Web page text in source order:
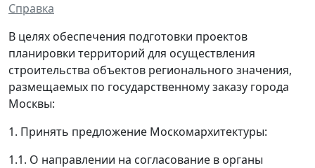
Справка
В целях обеспечения подготовки проектов
планировки территорий для осуществления
строительства объектов регионального значения,
размещаемых по государственному заказу города
Москвы:
1. Принять предложение Москомархитектуры:
1.1. О направлении на согласование в органы